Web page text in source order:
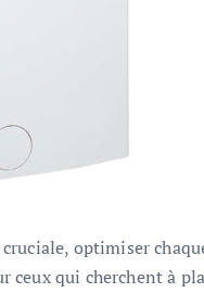
optimiser
qui cherchent à